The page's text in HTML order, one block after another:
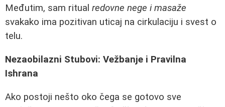
Međutim, sam ritual redovne nege i masaže
svakako ima pozitivan uticaj na cirkulaciju i svest o
telu.
Nezaobilazni Stubovi: Vežbanje i Pravilna
Ishrana
Ako postoji nešto oko čega se gotovo sve